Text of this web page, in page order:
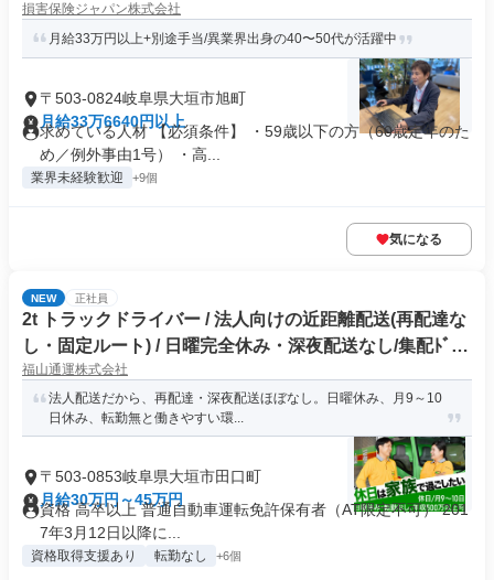
損害保険ジャパン株式会社
月給33万円以上+別途手当/異業界出身の40〜50代が活躍中
〒503-0824岐阜県大垣市旭町
月給33万6640円以上
求めている人材 【必須条件】 ・59歳以下の方（60歳定年のた
め／例外事由1号） ・高...
業界未経験歓迎 +9個
気になる
NEW 正社員
2t トラックドライバー / 法人向けの近距離配送(再配達な
し・固定ルート) / 日曜完全休み・深夜配送なし/集配ﾄﾞﾗｲ
ﾊﾞｰ2t(正社員)
福山通運株式会社
法人配送だから、再配達・深夜配送ほぼなし。日曜休み、月9～10
日休み、転勤無と働きやすい環...
〒503-0853岐阜県大垣市田口町
月給30万円～45万円
資格 高卒以上 普通自動車運転免許保有者（AT限定不可） 201
7年3月12日以降に...
資格取得支援あり 転勤なし +6個